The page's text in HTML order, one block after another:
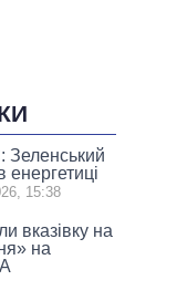
Зеленський
енергетиці
15:38
вказівку на
на